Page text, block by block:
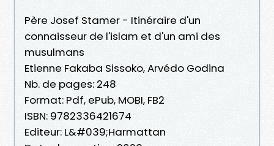
Père Josef Stamer - Itinéraire d'un
connaisseur de l'islam et d'un ami des
musulmans
Etienne Fakaba Sissoko, Arvédo Godina
Nb. de pages: 248
Format: Pdf, ePub, MOBI, FB2
ISBN: 9782336421674
Editeur: L&#039;Harmattan